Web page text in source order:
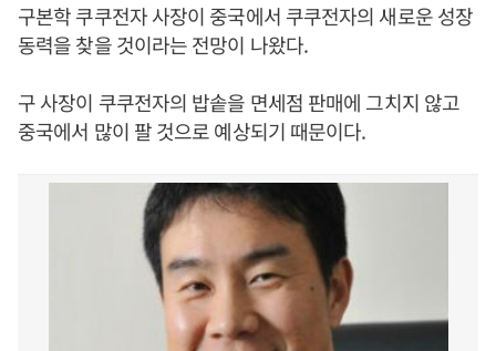
구본학 쿠쿠전자 사장이 중국에서 쿠쿠전자의 새로운 성장
동력을 찾을 것이라는 전망이 나왔다.
구 사장이 쿠쿠전자의 밥솥을 면세점 판매에 그치지 않고
중국에서 많이 팔 것으로 예상되기 때문이다.